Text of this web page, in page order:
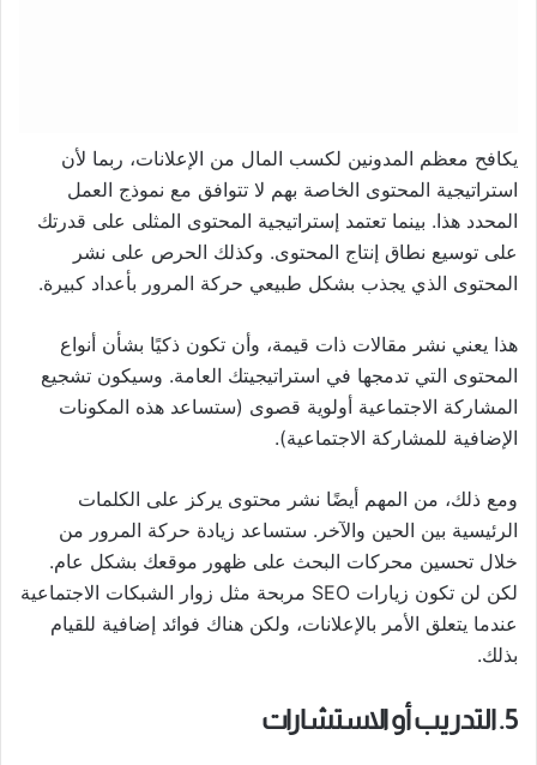
يكافح معظم المدونين لكسب المال من الإعلانات، ربما لأن
استراتيجية المحتوى الخاصة بهم لا تتوافق مع نموذج العمل
المحدد هذا. بينما تعتمد إستراتيجية المحتوى المثلى على قدرتك
على توسيع نطاق إنتاج المحتوى. وكذلك الحرص على نشر
المحتوى الذي يجذب بشكل طبيعي حركة المرور بأعداد كبيرة.
هذا يعني نشر مقالات ذات قيمة، وأن تكون ذكيًا بشأن أنواع
المحتوى التي تدمجها في استراتيجيتك العامة. وسيكون تشجيع
المشاركة الاجتماعية أولوية قصوى (ستساعد هذه المكونات
الإضافية للمشاركة الاجتماعية).
ومع ذلك، من المهم أيضًا نشر محتوى يركز على الكلمات
الرئيسية بين الحين والآخر. ستساعد زيادة حركة المرور من
خلال تحسين محركات البحث على ظهور موقعك بشكل عام.
لكن لن تكون زيارات SEO مربحة مثل زوار الشبكات الاجتماعية
عندما يتعلق الأمر بالإعلانات، ولكن هناك فوائد إضافية للقيام
بذلك.
5. التدريب أو الاستشارات